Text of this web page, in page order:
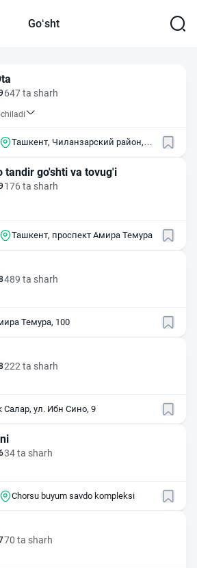
Go‘sht
647 ta sharh
Ташкент, Чиланзарский район,
tandir go'shti va tovug'i
176 ta sharh
Ташкент, проспект Амира Темура
489 ta sharh
Темура, 100
222 ta sharh
Салар, ул. Ибн Сино, 9
34 ta sharh
Chorsu buyum savdo kompleksi
70 ta sharh